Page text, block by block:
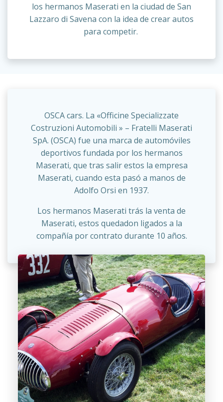
los hermanos Maserati en la ciudad de San
Lazzaro di Savena con la idea de crear autos
para competir.
OSCA cars. La «Officine Specializzate
Costruzioni Automobili » – Fratelli Maserati
SpA. (OSCA) fue una marca de automóviles
deportivos fundada por los hermanos
Maserati, que tras salir estos la empresa
Maserati, cuando esta pasó a manos de
Adolfo Orsi en 1937.
Los hermanos Maserati trás la venta de
Maserati, estos quedadon ligados a la
compañía por contrato durante 10 años.